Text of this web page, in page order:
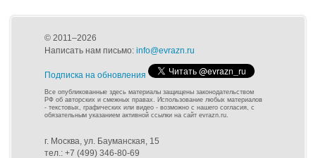
© 2011–2026
Написать нам письмо: info@evrazn.ru
Подписка на обновления
Все опубликованные здесь материалы защищены законодательством
РФ об авторских и смежных правах. Использование любых материалов
- текстовых, графических или видео - возможно с нашего согласия, с
обязательным указанием активной ссылки на сайт evrazn.ru.
г. Москва, ул. Бауманская, 15
тел.: +7 (499) 346-80-69